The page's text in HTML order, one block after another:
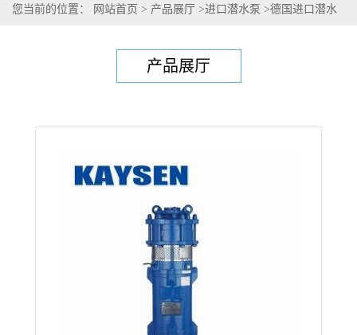
您当前的位置： 网站首页 > 产品展厅 >进口潜水泵 >德国进口潜水
产品展厅